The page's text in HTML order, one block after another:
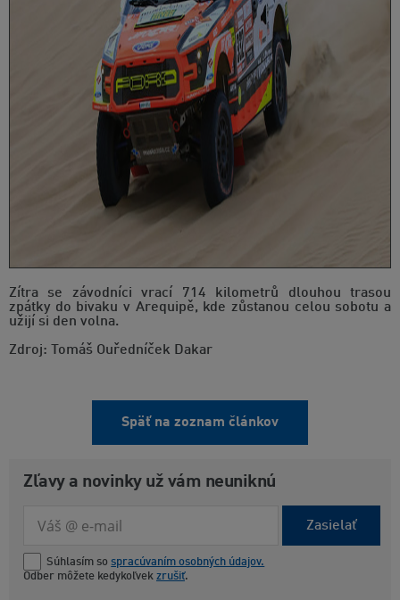
Zítra se závodníci vrací 714 kilometrů dlouhou trasou
zpátky do bivaku v Arequipě, kde zůstanou celou sobotu a
užijí si den volna.
Zdroj: Tomáš Ouředníček Dakar
Späť na zoznam článkov
Zľavy a novinky už vám neuniknú
Zasielať
Súhlasím so spracúvaním osobných údajov.
Odber môžete kedykoľvek zrušiť.